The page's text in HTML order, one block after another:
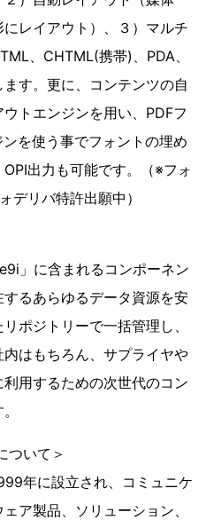
レイアウト）、３）マルチ
、CHTML(携帯)、PDA、
す。更に、コンテンツの自
トエンジンを用い、PDFフ
を使う事でフォントの埋め
出力も可能です。（※フォ
リバ特許出願中）
」に含まれるコンポーネン
るあらゆるデータ資源を安
ポジトリーで一括管理し、
はもちろん、サプライヤや
用するための次世代のコン
ついて＞
年に設立され、コミュニケ
ア製品、ソリューション、